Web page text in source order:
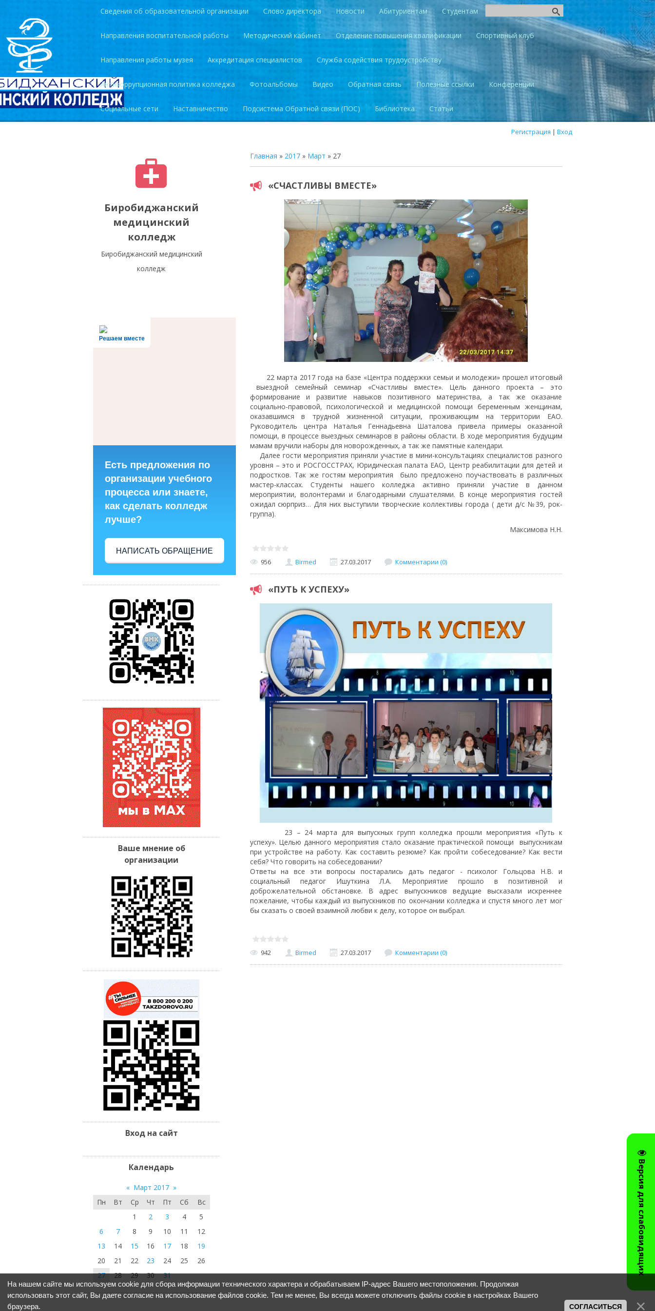
Версия для слабовидящих
Сведения об образовательной организации Слово директора Новости Абитуриентам Студентам
Направления воспитательной работы Методический кабинет Отделение повышения квалификации Спортивный клуб
Направления работы музея Аккредитация специалистов Служба содействия трудоустройству
Антикоррупционная политика колледжа Фотоальбомы Видео Обратная связь Полезные ссылки Конференции
Социальные сети Наставничество Подсистема Обратной связи (ПОС) Библиотека Статьи
Регистрация | Вход
Биробиджанский
медицинский
колледж
Биробиджанский медицинский
колледж
Главная » 2017 » Март » 27
«СЧАСТЛИВЫ ВМЕСТЕ»
22 марта 2017 года на базе «Центра поддержки семьи и молодежи» прошел итоговый
выездной семейный семинар «Счастливы вместе». Цель данного проекта – это
формирование и развитие навыков позитивного материнства, а так же оказание
социально-правовой, психологической и медицинской помощи беременным женщинам,
оказавшимся в трудной жизненной ситуации, проживающим на территории ЕАО.
Руководитель центра Наталья Геннадьевна Шаталова привела примеры оказанной
помощи, в процессе выездных семинаров в районы области. В ходе мероприятия будущим
мамам вручили наборы для новорожденных, а так же памятные календари.
Далее гости мероприятия приняли участие в мини-консультациях специалистов разного
уровня – это и РОСГОССТРАХ, Юридическая палата ЕАО, Центр реабилитации для детей и
подростков. Так же гостям мероприятия было предложено поучаствовать в различных
мастер-классах. Студенты нашего колледжа активно приняли участие в данном
мероприятии, волонтерами и благодарными слушателями. В конце мероприятия гостей
ожидал сюрприз… Для них выступили творческие коллективы города ( дети д/с №39, рок-
группа).
Максимова Н.Н.
956 Birmed 27.03.2017 Комментарии (0)
«ПУТЬ К УСПЕХУ»
23 – 24 марта для выпускных групп колледжа прошли мероприятия «Путь к
успеху». Целью данного мероприятия стало оказание практической помощи выпускникам
при устройстве на работу. Как составить резюме? Как пройти собеседование? Как вести
себя? Что говорить на собеседовании?
Ответы на все эти вопросы постарались дать педагог - психолог Гольцова Н.В. и
социальный педагог Ишуткина Л.А. Мероприятие прошло в позитивной и
доброжелательной обстановке. В адрес выпускников ведущие высказали искреннее
пожелание, чтобы каждый из выпускников по окончании колледжа и спустя много лет мог
бы сказать о своей взаимной любви к делу, которое он выбрал.
942 Birmed 27.03.2017 Комментарии (0)
Решаем вместе
Есть предложения по
организации учебного
процесса или знаете,
как сделать колледж
лучше?
НАПИСАТЬ ОБРАЩЕНИЕ
Ваше мнение об
организации
Вход на сайт
Календарь
« Март 2017 »
Пн
Вт Ср Чт Пт Сб
Вс
1
2 3 4
5
6
7 8 9 10 11
12
13
14 15 16 17 18
19
20
21 22 23 24 25
26
27
28 29 30 31
На нашем сайте мы используем cookie для сбора информации технического характера и обрабатываем IP-адрес Вашего местоположения. Продолжая
использовать этот сайт, Вы даете согласие на использование файлов cookie. Тем не менее, Вы всегда можете отключить файлы cookie в настройках Вашего
браузера.
СОГЛАСИТЬСЯ